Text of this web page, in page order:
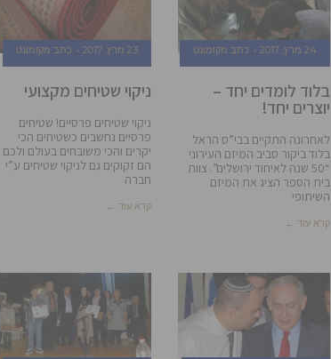
24 מרץ, 2017 כתב מקומונט
בלוד לומדים יחד –
יוצרים יחד!
לאחרונה התקיים בבי”ס הראל
בלוד ביקור סביב המיזם העירוני
“50 שנה לאיחוד ירושלים”. צוות
בית הספר הציג את המיזם
השיתופי
קרא עוד ←
23 מרץ, 2017 כתב מקומונט
ניקוי שטיחים מקצועי
ניקוי שטיחים פרסיים! שטיחים
פרסיים נחשבים כשטיחים הכי
יקרים והכי משובחים בעולם ולכם
הם זקוקים גם לניקוי שטיחים ע”י
חברה
קרא עוד ←